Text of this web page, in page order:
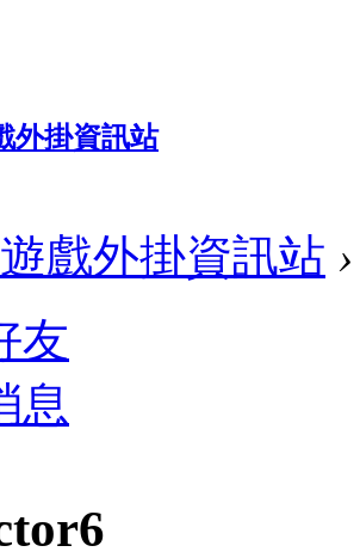
戲外掛資訊站 ›
友
息